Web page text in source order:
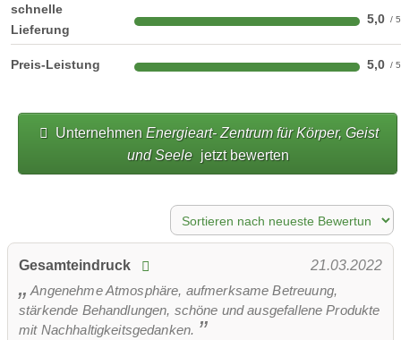
überwiegend selbstgemachte Produkte
überwiegend Fairtrade Produkte
Produkt-Videos
schnelle
Lieferung
5,0
Preis-Leistung 5,0
UnternehmenEnergieart- Zentrum für Körper, Geist
und Seele
jetzt bewerten
Gesamteindruck
21.03.2022
Angenehme Atmosphäre, aufmerksame Betreuung,
stärkende Behandlungen, schöne und ausgefallene Produkte
mit Nachhaltigkeitsgedanken.